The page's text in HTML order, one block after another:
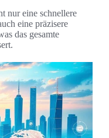
nur eine schnellere
eine präzisere
das gesamte